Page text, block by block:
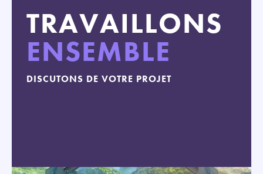
TRAVAILLONS
ENSEMBLE
DISCUTONS DE VOTRE PROJET